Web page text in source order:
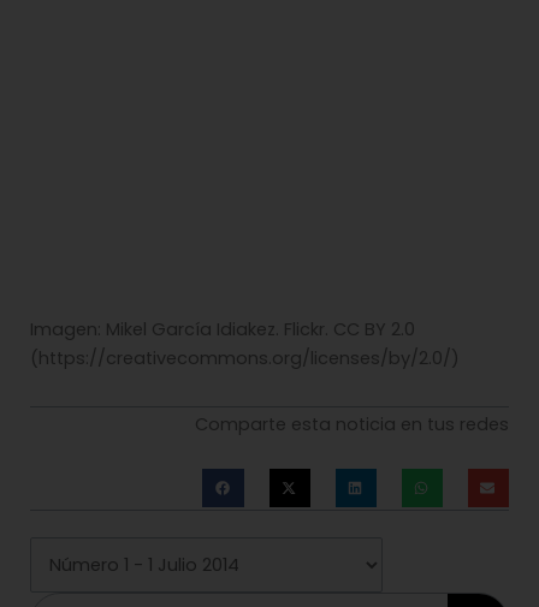
Imagen: Mikel García Idiakez. Flickr. CC BY 2.0
(https://creativecommons.org/licenses/by/2.0/)
Comparte esta noticia en tus redes